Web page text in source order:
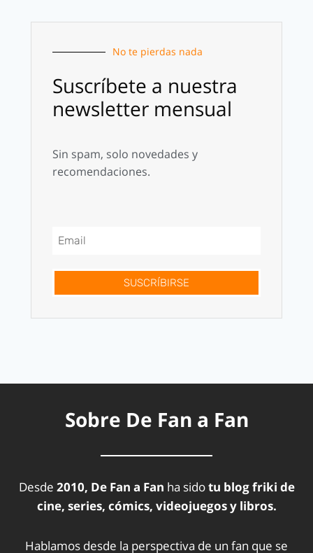
No te pierdas nada
Suscríbete a nuestra
newsletter mensual
Sin spam, solo novedades y
recomendaciones.
SUSCRÍBIRSE
Sobre De Fan a Fan
Desde 2010, De Fan a Fan ha sidotu blog friki de
cine, series, cómics, videojuegos y libros.
Hablamos desde la perspectiva de un fan que se